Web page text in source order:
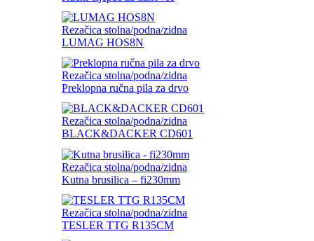
Rezačica stolna/podna/zidna
LUMAG HOS8N
Rezačica stolna/podna/zidna
Preklopna ručna pila za drvo
Rezačica stolna/podna/zidna
BLACK&DACKER CD601
Rezačica stolna/podna/zidna
Kutna brusilica – fi230mm
Rezačica stolna/podna/zidna
TESLER TTG R135CM